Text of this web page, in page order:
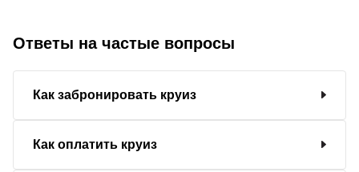
Ответы на частые вопросы
Как забронировать круиз
Как оплатить круиз